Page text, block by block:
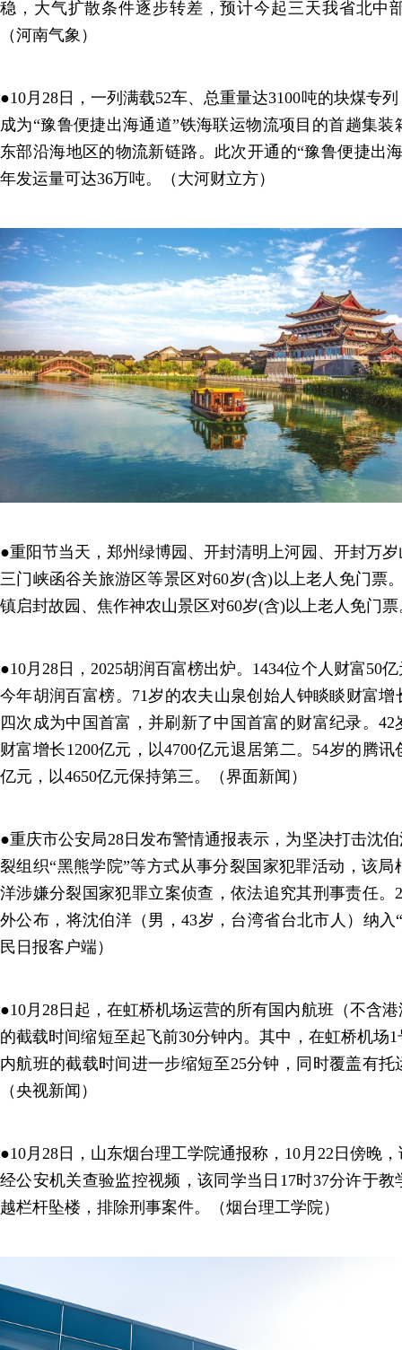
稳，大气扩散条件逐步转差，预计今起三天我省北中
（河南气象）
●10月28日，一列满载52车、总重量达3100吨的块煤专
成为“豫鲁便捷出海通道”铁海联运物流项目的首趟集
东部沿海地区的物流新链路。此次开通的“豫鲁便捷出
年发运量可达36万吨。（大河财立方）
●重阳节当天，郑州绿博园、开封清明上河园、开封万
三门峡函谷关旅游区等景区对60岁(含)以上老人免门票
镇启封故园、焦作神农山景区对60岁(含)以上老人免门
●10月28日，2025胡润百富榜出炉。1434位个人财富50
今年胡润百富榜。71岁的农夫山泉创始人钟睒睒财富增
四次成为中国首富，并刷新了中国首富的财富纪录。
财富增长1200亿元，以4700亿元退居第二。54岁的腾
亿元，以4650亿元保持第三。（界面新闻）
●重庆市公安局28日发布警情通报表示，为坚决打击沈
裂组织“黑熊学院”等方式从事分裂国家犯罪活动，该
洋涉嫌分裂国家犯罪立案侦查，依法追究其刑事责任。
外公布，将沈伯洋（男，43岁，台湾省台北市人）纳入
民日报客户端）
●10月28日起，在虹桥机场运营的所有国内航班（不含
的截载时间缩短至起飞前30分钟内。其中，在虹桥机场
内航班的截载时间进一步缩短至25分钟，同时覆盖有
（央视新闻）
●10月28日，山东烟台理工学院通报称，10月22日傍晚
经公安机关查验监控视频，该同学当日17时37分许于
越栏杆坠楼，排除刑事案件。（烟台理工学院）